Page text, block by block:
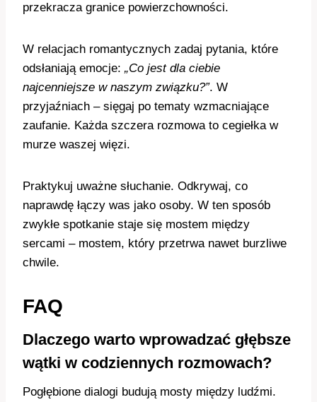
przekracza granice powierzchowności.
W relacjach romantycznych zadaj pytania, które
odsłaniają emocje: „Co jest dla ciebie
najcenniejsze w naszym związku?”. W
przyjaźniach – sięgaj po tematy wzmacniające
zaufanie. Każda szczera rozmowa to cegiełka w
murze waszej więzi.
Praktykuj uważne słuchanie. Odkrywaj, co
naprawdę łączy was jako osoby. W ten sposób
zwykłe spotkanie staje się mostem między
sercami – mostem, który przetrwa nawet burzliwe
chwile.
FAQ
Dlaczego warto wprowadzać głębsze
wątki w codziennych rozmowach?
Pogłębione dialogi budują mosty między ludźmi.